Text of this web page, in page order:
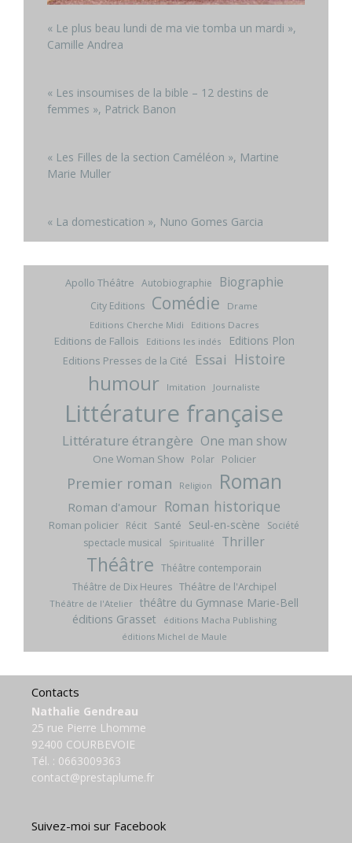
« Le plus beau lundi de ma vie tomba un mardi »,
Camille Andrea
« Les insoumises de la bible – 12 destins de
femmes », Patrick Banon
« Les Filles de la section Caméléon », Martine
Marie Muller
« La domestication », Nuno Gomes Garcia
Apollo Théâtre Autobiographie Biographie
City Editions Comédie
Drame
Editions Cherche Midi
Editions Dacres
Editions de Fallois Editions les indés Editions Plon
Editions Presses de la Cité Essai Histoire
humour Imitation Journaliste
Littérature française
Littérature étrangère One man show
One Woman Show Polar Policier
Premier roman Religion Roman
Roman d'amour Roman historique
Roman policier Récit Santé Seul-en-scène
Société
spectacle musical
Spiritualité Thriller
Théâtre Théâtre contemporain
Théâtre de Dix Heures Théâtre de l'Archipel
Théâtre de l'Atelier théâtre du Gymnase Marie-Bell
éditions Grasset
éditions Macha Publishing
éditions Michel de Maule
Contacts
Nathalie Gendreau
25 rue Pierre Lhomme
92400 COURBEVOIE
Tél. : 0663009363
contact@prestaplume.fr
Suivez-moi sur Facebook